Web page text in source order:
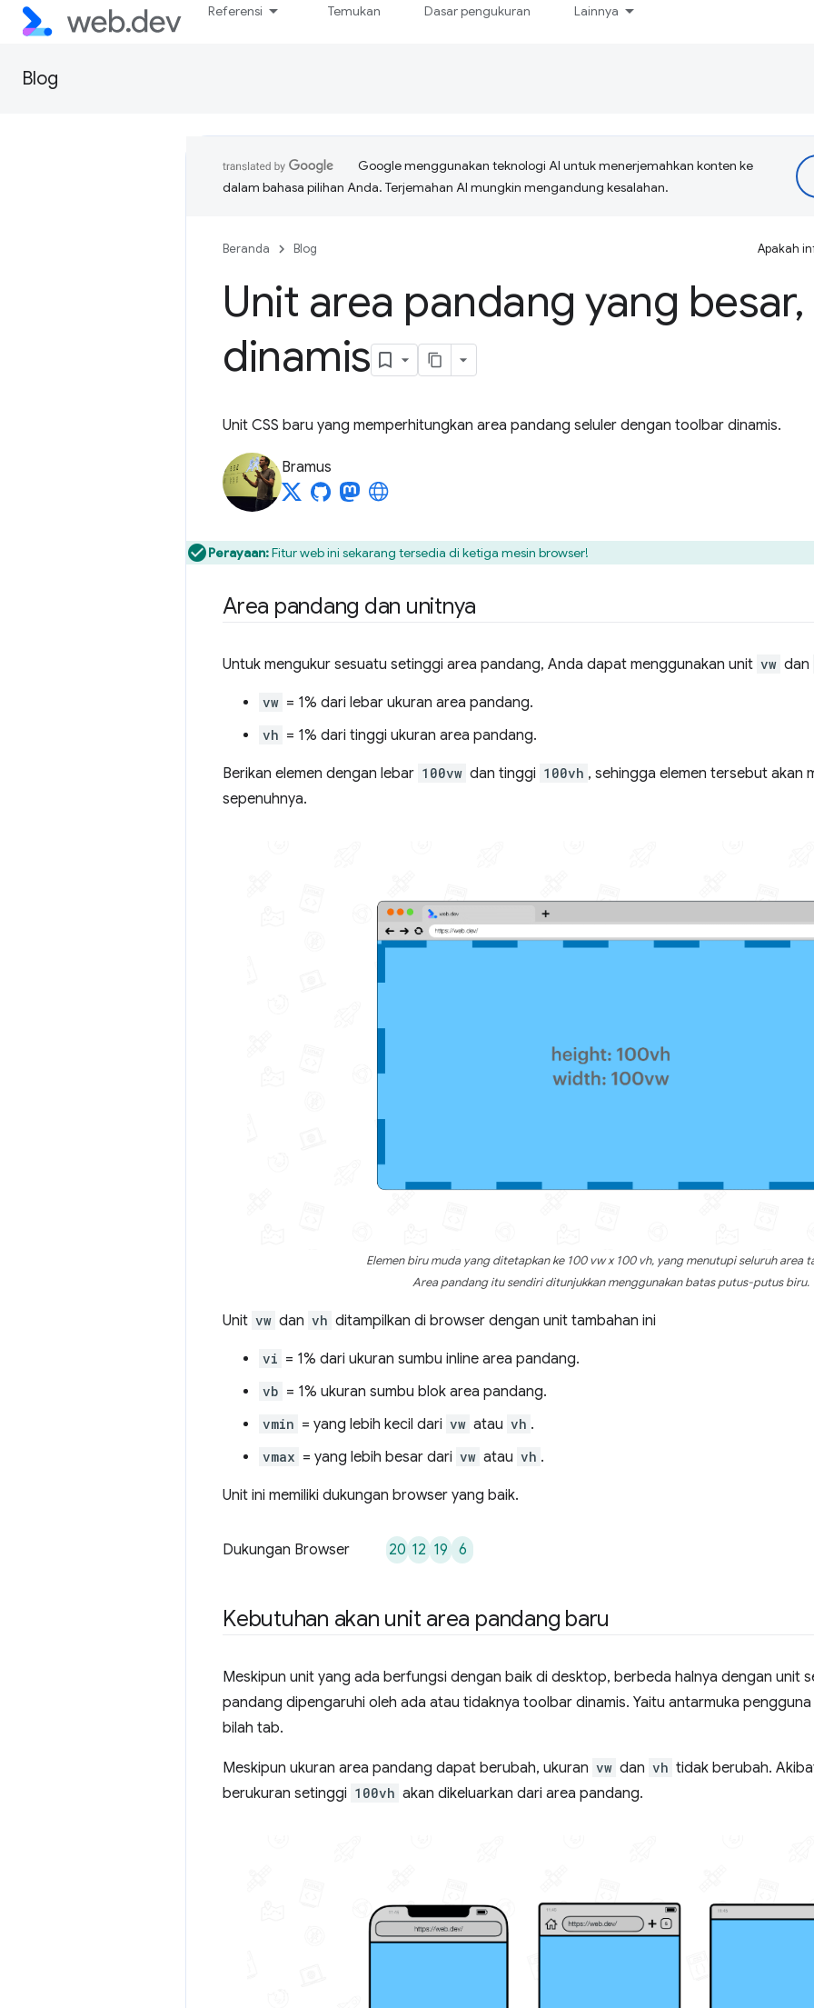
Referensi Temukan Dasar pengukuran Lainnya
Blog
Google menggunakan teknologi AI untuk menerjemahkan konten ke
dalam bahasa pilihan Anda. Terjemahan AI mungkin mengandung kesalahan.
Beranda Blog Apakah
Unit area pandang yang besar,
dinamis
Unit CSS baru yang memperhitungkan area pandang seluler dengan toolbar dinamis.
Bramus
Perayaan:Fitur web ini sekarang tersedia di ketiga mesin browser!
Area pandang dan unitnya
Untuk mengukur sesuatu setinggi area pandang, Anda dapat menggunakan unit vw dan
vw = 1% dari lebar ukuran area pandang.
vh = 1% dari tinggi ukuran area pandang.
Berikan elemen dengan lebar 100vw dan tinggi 100vh , sehingga elemen tersebut akan
sepenuhnya.
Elemen biru muda yang ditetapkan ke 100 vw x 100 vh, yang menutupi seluruh area
Area pandang itu sendiri ditunjukkan menggunakan batas putus-putus biru.
Unit vw dan vh ditampilkan di browser dengan unit tambahan ini
vi = 1% dari ukuran sumbu inline area pandang.
vb = 1% ukuran sumbu blok area pandang.
vmin = yang lebih kecil dari vw atau vh .
vmax = yang lebih besar dari vw atau vh .
Unit ini memiliki dukungan browser yang baik.
Dukungan Browser 20 12 19 6
Kebutuhan akan unit area pandang baru
Meskipun unit yang ada berfungsi dengan baik di desktop, berbeda halnya dengan unit
pandang dipengaruhi oleh ada atau tidaknya toolbar dinamis. Yaitu antarmuka
bilah tab.
Meskipun ukuran area pandang dapat berubah, ukuran vw dan vh tidak berubah.
berukuran setinggi 100vh akan dikeluarkan dari area pandang.